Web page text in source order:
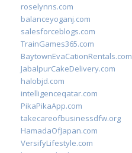
roselynns.com
balanceyoganj.com
salesforceblogs.com
TrainGames365.com
BaytownEvaCationRentals.com
JabalpurCakeDelivery.com
halobjd.com
intelligenceqatar.com
PikaPikaApp.com
takecareofbusinessdfw.org
HamadaOfJapan.com
VersifyLifestyle.com